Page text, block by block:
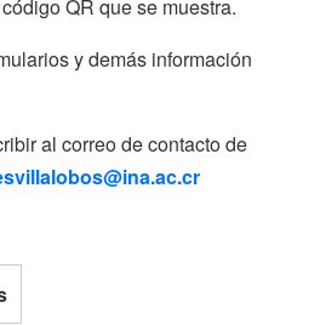
QR que se muestra.
y demás información
al correo de contacto de